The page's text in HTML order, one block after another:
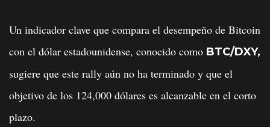
Un indicador clave que compara el desempeño de Bitcoin
con el dólar estadounidense, conocido como BTC/DXY,
sugiere que este rally aún no ha terminado y que el
objetivo de los 124,000 dólares es alcanzable en el corto
plazo.